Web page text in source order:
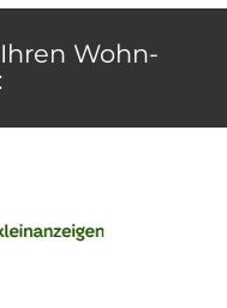
Wohn-